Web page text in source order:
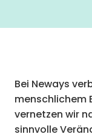
Bei Neways
menschlichem
vernetzen wir
sinnvolle